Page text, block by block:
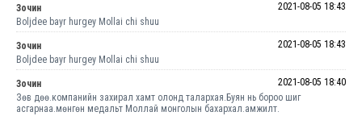
Зочин
2021-08-05 18:43
Boljdee bayr hurgey Mollai chi shuu
Зочин
2021-08-05 18:43
Boljdee bayr hurgey Mollai chi shuu
Зочин
2021-08-05 18:40
Зөв дөө.компанийн захирал хамт олонд талархая.Буян нь бороо шиг
асгарнаа.мөнгөн мeдальт Моллай монголын бахархал.амжилт.